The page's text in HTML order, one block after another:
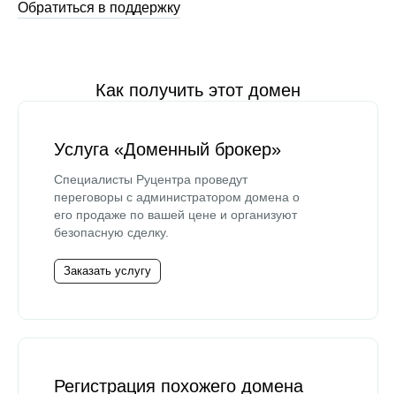
Обратиться в поддержку
Как получить этот домен
Услуга «Доменный брокер»
Специалисты Руцентра проведут
переговоры с администратором домена о
его продаже по вашей цене и организуют
безопасную сделку.
Заказать услугу
Регистрация похожего домена